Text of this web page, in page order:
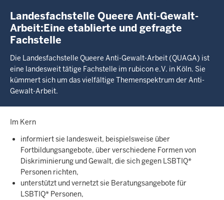
Landesfachstelle Queere Anti-Gewalt-
Arbeit:Eine etablierte und gefragte
Fachstelle
Die Landesfachstelle Queere Anti-Gewalt-Arbeit (QUAGA) ist
eine landesweit tätige Fachstelle im rubicon e.V. in Köln. Sie
kümmert sich um das vielfältige Themenspektrum der Anti-
Gewalt-Arbeit.
Im Kern
informiert sie landesweit, beispielsweise über
Fortbildungsangebote, über verschiedene Formen von
Diskriminierung und Gewalt, die sich gegen LSBTIQ*
Personen richten,
unterstützt und vernetzt sie Beratungsangebote für
LSBTIQ* Personen,